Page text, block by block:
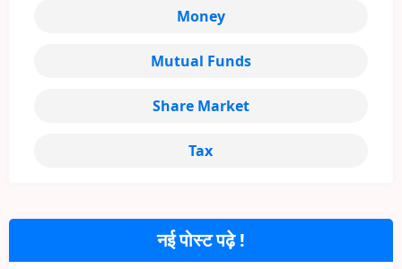
नई पोस्ट पढ़े !
Money
Mutual Funds
Share Market
Tax